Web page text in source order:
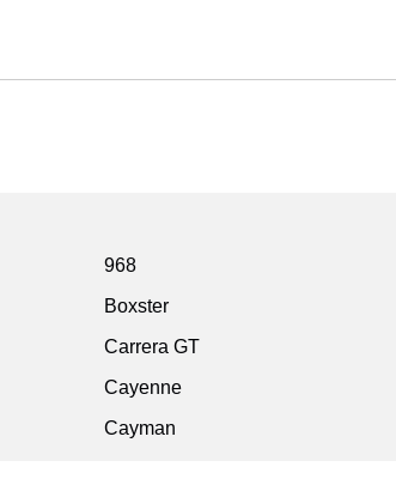
968
Boxster
Carrera GT
Cayenne
Cayman